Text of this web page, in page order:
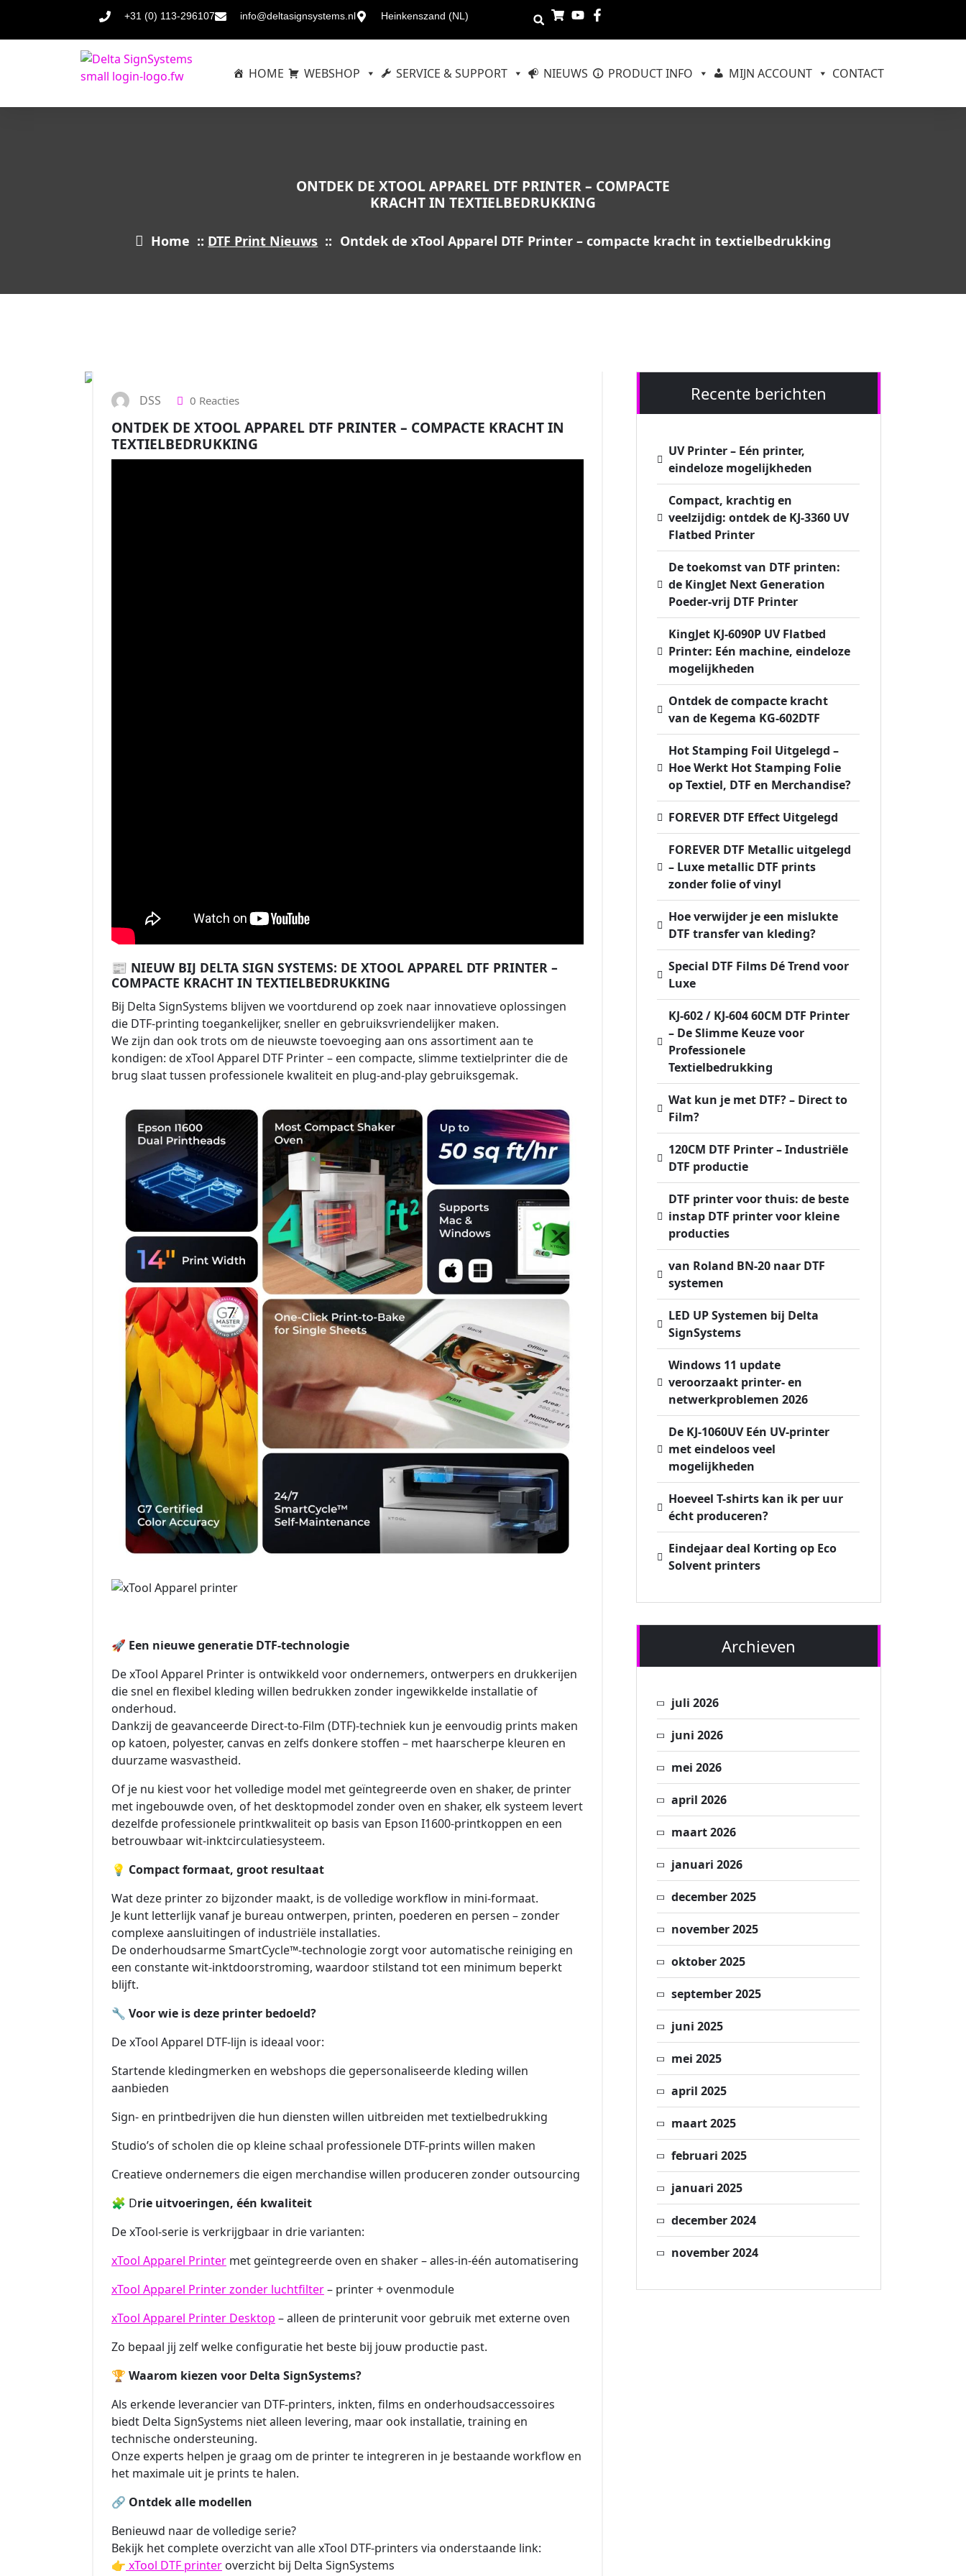
+31 (0) 113-296107 info@deltasignsystems.nl Heinkenszand (NL)
HOME WEBSHOP SERVICE & SUPPORT NIEUWS PRODUCT INFO MIJN ACCOUNT CONTACT
ONTDEK DE XTOOL APPAREL DTF PRINTER – COMPACTE
KRACHT IN TEXTIELBEDRUKKING
Home :: DTF Print Nieuws :: Ontdek de xTool Apparel DTF Printer – compacte kracht in textielbedrukking
DSS 0 Reacties
ONTDEK DE XTOOL APPAREL DTF PRINTER – COMPACTE KRACHT IN
TEXTIELBEDRUKKING
📰 NIEUW BIJ DELTA SIGN SYSTEMS: DE XTOOL APPAREL DTF PRINTER –
COMPACTE KRACHT IN TEXTIELBEDRUKKING
Bij Delta SignSystems blijven we voortdurend op zoek naar innovatieve oplossingen
die DTF-printing toegankelijker, sneller en gebruiksvriendelijker maken.
We zijn dan ook trots om de nieuwste toevoeging aan ons assortiment aan te
kondigen: de xTool Apparel DTF Printer – een compacte, slimme textielprinter die de
brug slaat tussen professionele kwaliteit en plug-and-play gebruiksgemak.
🚀 Een nieuwe generatie DTF-technologie
De xTool Apparel Printer is ontwikkeld voor ondernemers, ontwerpers en drukkerijen
die snel en flexibel kleding willen bedrukken zonder ingewikkelde installatie of
onderhoud.
Dankzij de geavanceerde Direct-to-Film (DTF)-techniek kun je eenvoudig prints maken
op katoen, polyester, canvas en zelfs donkere stoffen – met haarscherpe kleuren en
duurzame wasvastheid.
Of je nu kiest voor het volledige model met geïntegreerde oven en shaker, de printer
met ingebouwde oven, of het desktopmodel zonder oven en shaker, elk systeem levert
dezelfde professionele printkwaliteit op basis van Epson I1600-printkoppen en een
betrouwbaar wit-inktcirculatiesysteem.
💡 Compact formaat, groot resultaat
Wat deze printer zo bijzonder maakt, is de volledige workflow in mini-formaat.
Je kunt letterlijk vanaf je bureau ontwerpen, printen, poederen en persen – zonder
complexe aansluitingen of industriële installaties.
De onderhoudsarme SmartCycle™-technologie zorgt voor automatische reiniging en
een constante wit-inktdoorstroming, waardoor stilstand tot een minimum beperkt
blijft.
🔧 Voor wie is deze printer bedoeld?
De xTool Apparel DTF-lijn is ideaal voor:
Startende kledingmerken en webshops die gepersonaliseerde kleding willen
aanbieden
Sign- en printbedrijven die hun diensten willen uitbreiden met textielbedrukking
Studio’s of scholen die op kleine schaal professionele DTF-prints willen maken
Creatieve ondernemers die eigen merchandise willen produceren zonder outsourcing
🧩 Drie uitvoeringen, één kwaliteit
De xTool-serie is verkrijgbaar in drie varianten:
xTool Apparel Printer met geïntegreerde oven en shaker – alles-in-één automatisering
xTool Apparel Printer zonder luchtfilter– printer + ovenmodule
xTool Apparel Printer Desktop – alleen de printerunit voor gebruik met externe oven
Zo bepaal jij zelf welke configuratie het beste bij jouw productie past.
🏆 Waarom kiezen voor Delta SignSystems?
Als erkende leverancier van DTF-printers, inkten, films en onderhoudsaccessoires
biedt Delta SignSystems niet alleen levering, maar ook installatie, training en
technische ondersteuning.
Onze experts helpen je graag om de printer te integreren in je bestaande workflow en
het maximale uit je prints te halen.
🔗 Ontdek alle modellen
Benieuwd naar de volledige serie?
Bekijk het complete overzicht van alle xTool DTF-printers via onderstaande link:
👉 xTool DTF printer overzicht bij Delta SignSystems
Recente berichten
UV Printer – Eén printer,
eindeloze mogelijkheden
Compact, krachtig en
veelzijdig: ontdek de KJ-3360 UV
Flatbed Printer
De toekomst van DTF printen:
de KingJet Next Generation
Poeder-vrij DTF Printer
KingJet KJ-6090P UV Flatbed
Printer: Eén machine, eindeloze
mogelijkheden
Ontdek de compacte kracht
van de Kegema KG-602DTF
Hot Stamping Foil Uitgelegd –
Hoe Werkt Hot Stamping Folie
op Textiel, DTF en Merchandise?
FOREVER DTF Effect Uitgelegd
FOREVER DTF Metallic uitgelegd
– Luxe metallic DTF prints
zonder folie of vinyl
Hoe verwijder je een mislukte
DTF transfer van kleding?
Special DTF Films Dé Trend voor
Luxe
KJ-602 / KJ-604 60CM DTF Printer
– De Slimme Keuze voor
Professionele
Textielbedrukking
Wat kun je met DTF? – Direct to
Film?
120CM DTF Printer – Industriële
DTF productie
DTF printer voor thuis: de beste
instap DTF printer voor kleine
producties
van Roland BN-20 naar DTF
systemen
LED UP Systemen bij Delta
SignSystems
Windows 11 update
veroorzaakt printer- en
netwerkproblemen 2026
De KJ-1060UV Eén UV-printer
met eindeloos veel
mogelijkheden
Hoeveel T-shirts kan ik per uur
écht produceren?
Eindejaar deal Korting op Eco
Solvent printers
Archieven
juli 2026
juni 2026
mei 2026
april 2026
maart 2026
januari 2026
december 2025
november 2025
oktober 2025
september 2025
juni 2025
mei 2025
april 2025
maart 2025
februari 2025
januari 2025
december 2024
november 2024